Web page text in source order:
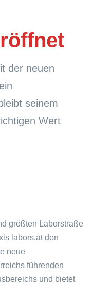
der neuen
seinem
Wert
größten Laborstraße
labors.at den
neue
führenden
und bietet